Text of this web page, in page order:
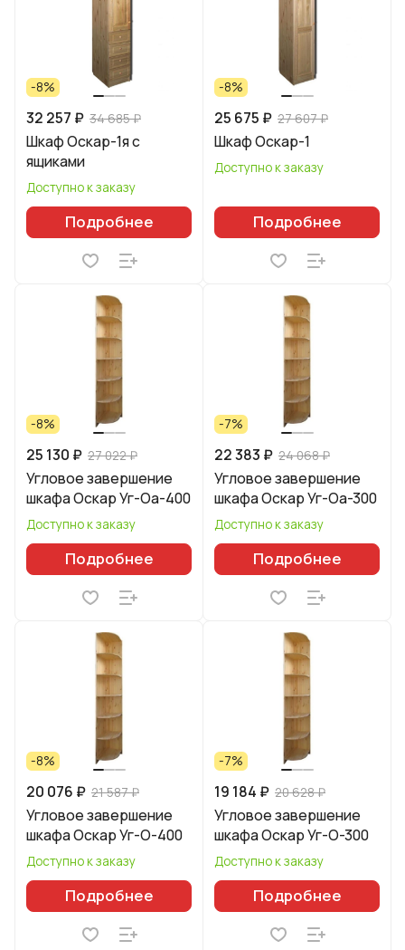
-8%
32 257 ₽ 34 685 ₽
Шкаф Оскар-1я с
ящиками
Доступно к заказу
Подробнее
-8%
25 675 ₽ 27 607 ₽
Шкаф Оскар-1
Доступно к заказу
Подробнее
-8%
25 130 ₽ 27 022 ₽
Угловое завершение
шкафа Оскар Уг-Оа-400
Доступно к заказу
Подробнее
-7%
22 383 ₽ 24 068 ₽
Угловое завершение
шкафа Оскар Уг-Оа-300
Доступно к заказу
Подробнее
-8%
20 076 ₽ 21 587 ₽
Угловое завершение
шкафа Оскар Уг-О-400
Доступно к заказу
Подробнее
-7%
19 184 ₽ 20 628 ₽
Угловое завершение
шкафа Оскар Уг-О-300
Доступно к заказу
Подробнее